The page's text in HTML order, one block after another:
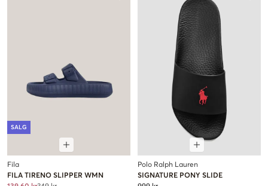
SALG
Fila
FILA TIRENO SLIPPER WMN
Polo Ralph Lauren
SIGNATURE PONY SLIDE